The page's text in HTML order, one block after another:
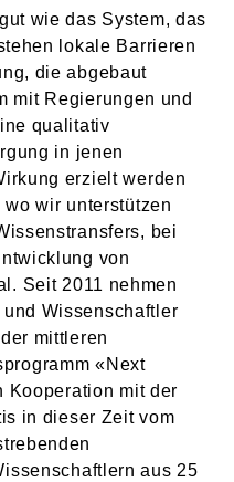
wie das System, das
lokale Barrieren
die abgebaut
mit Regierungen und
qualitativ
in jenen
erzielt werden
wir unterstützen
bei
von
Seit 2011 nehmen
Wissenschaftler
mittleren
«Next
Kooperation mit der
in dieser Zeit vom
aus 25